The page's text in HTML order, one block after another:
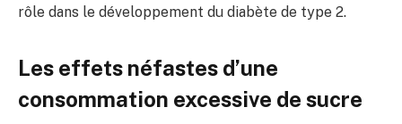
rôle dans le développement du diabète de type 2.
Les effets néfastes d’une
consommation excessive de sucre